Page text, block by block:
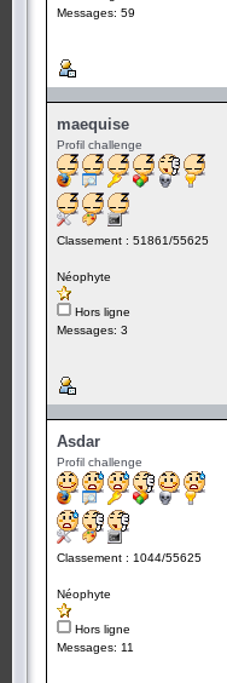
Messages: 59
maequise
Profil challenge
Classement : 51861/55625
Néophyte
Hors ligne
Messages: 3
Asdar
Profil challenge
Classement : 1044/55625
Néophyte
Hors ligne
Messages: 11